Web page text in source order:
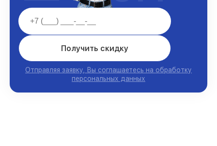
Получить скидку
Отправляя заявку, Вы соглашаетесь на обработку
персональных данных